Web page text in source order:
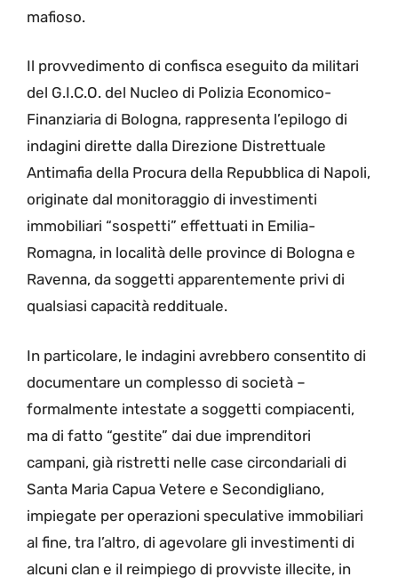
mafioso.
Il provvedimento di confisca eseguito da militari
del G.I.C.O. del Nucleo di Polizia Economico-
Finanziaria di Bologna, rappresenta l’epilogo di
indagini dirette dalla Direzione Distrettuale
Antimafia della Procura della Repubblica di Napoli,
originate dal monitoraggio di investimenti
immobiliari “sospetti” effettuati in Emilia-
Romagna, in località delle province di Bologna e
Ravenna, da soggetti apparentemente privi di
qualsiasi capacità reddituale.
In particolare, le indagini avrebbero consentito di
documentare un complesso di società –
formalmente intestate a soggetti compiacenti,
ma di fatto “gestite” dai due imprenditori
campani, già ristretti nelle case circondariali di
Santa Maria Capua Vetere e Secondigliano,
impiegate per operazioni speculative immobiliari
al fine, tra l’altro, di agevolare gli investimenti di
alcuni clan e il reimpiego di provviste illecite, in